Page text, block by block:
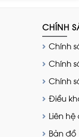
CHÍNH
Chính
Chính
Chính
Điều
Liên
Bản đồ